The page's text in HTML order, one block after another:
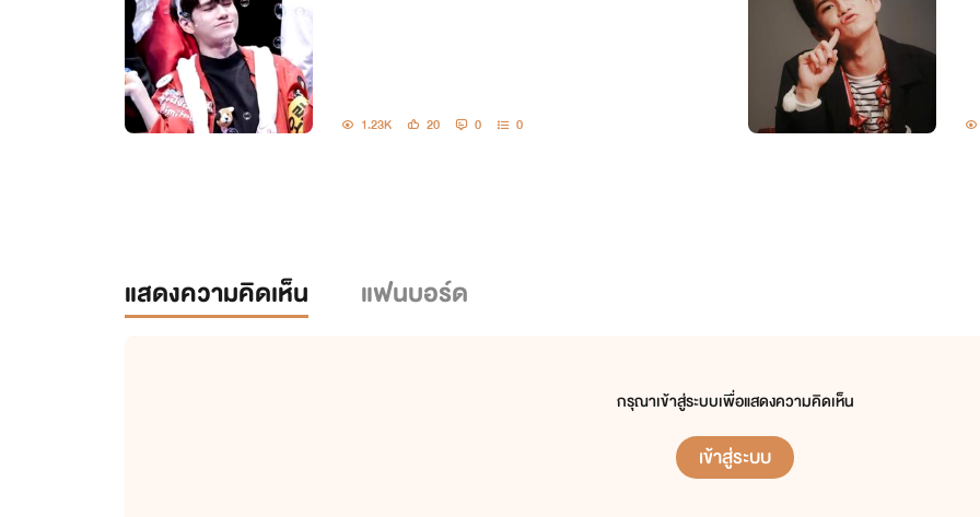
1.23K 20 0 0
แสดงความคิดเห็น แฟนบอร์ด
กรุณาเข้าสู่ระบบเพื่อแสดงความคิดเห็น
เข้าสู่ระบบ